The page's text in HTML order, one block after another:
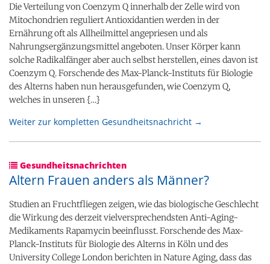
Die Verteilung von Coenzym Q innerhalb der Zelle wird von
Mitochondrien reguliert Antioxidantien werden in der
Ernährung oft als Allheilmittel angepriesen und als
Nahrungsergänzungsmittel angeboten. Unser Körper kann
solche Radikalfänger aber auch selbst herstellen, eines davon ist
Coenzym Q. Forschende des Max-Planck-Instituts für Biologie
des Alterns haben nun herausgefunden, wie Coenzym Q,
welches in unseren {…}
Weiter zur kompletten Gesundheitsnachricht →
Gesundheitsnachrichten
Altern Frauen anders als Männer?
Studien an Fruchtfliegen zeigen, wie das biologische Geschlecht
die Wirkung des derzeit vielversprechendsten Anti-Aging-
Medikaments Rapamycin beeinflusst. Forschende des Max-
Planck-Instituts für Biologie des Alterns in Köln und des
University College London berichten in Nature Aging, dass das